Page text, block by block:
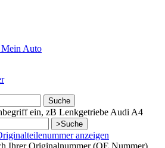
Mein Auto
Suche
ein, zB Lenkgetriebe Audi A4
>Suche
anzeigen
Ihrer Originalnummer (OE Nummer).